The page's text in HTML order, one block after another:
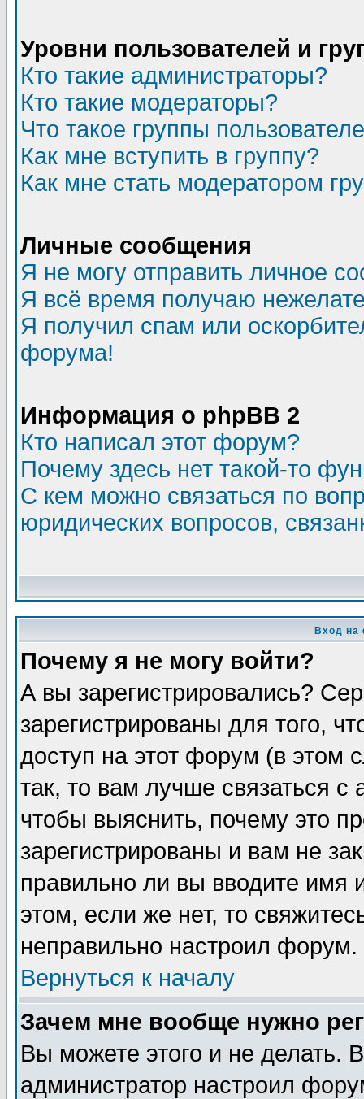
Уровни пользователей и
Кто такие администраторы?
Кто такие модераторы?
Что такое группы
Как мне вступить в группу?
Как мне стать модератором
Личные сообщения
Я не могу отправить личное
Я всё время получаю
Я получил спам или
форума!
Информация о phpBB 2
Кто написал этот форум?
Почему здесь нет такой-то
С кем можно связаться по
юридических вопросов,
Вход на
Почему я не могу войти?
А вы зарегистрировались?
зарегистрированы для того,
доступ на этот форум (в этом
так, то вам лучше связаться
чтобы выяснить, почему это
зарегистрированы и вам не
правильно ли вы вводите
этом, если же нет, то
неправильно настроил форум.
Вернуться к началу
Зачем мне вообще нужно
Вы можете этого и не делать.
администратор настроил